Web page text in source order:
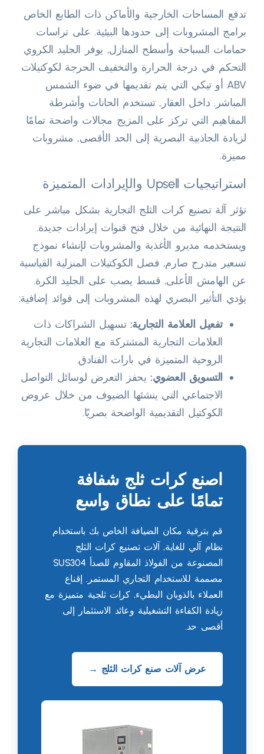
تدفع المساحات الخارجية والأماكن ذات الطابع الخاص
برامج المشروبات إلى حدودها البيئية. على تراسات
حمامات السباحة وأسطح المنازل, يوفر الجليد الكروي
التحكم في درجة الحرارة والتخفيف الحرجة لكوكتيلات
ABV أو تيكي التي يتم تقديمها في ضوء الشمس
المباشر. داخل العقار, تستخدم الحانات وأشرطة
المفاهيم التي تركز على المزيج مجالات واضحة تمامًا
لزيادة الجاذبية البصرية إلى الحد الأقصى, مشروبات
مميزة.
استراتيجيات Upsell والإيرادات المتميزة
تؤثر آلة تصنيع كرات الثلج التجارية بشكل مباشر على
النتيجة النهائية من خلال فتح قنوات إيرادات جديدة.
ويستخدمه مديرو الأغذية والمشروبات لإنشاء نموذج
تسعير متدرج صارم, فصل الكوكتيلات المنزلية القياسية
عن الهامش الأعلى, قسط يصب على الجليد الكرة.
يؤدي التأثير البصري لهذه المشروبات إلى فوائد إضافية:
تفعيل العلامة التجارية: تسهيل الشراكات ذات
العلامات التجارية المشتركة مع العلامات التجارية
الروحية المتميزة في بارات الفنادق.
التسويق العضوي: يحفز التعرض لوسائل التواصل
الاجتماعي التي ينشئها الضيوف من خلال عروض
الكوكتيل التقديمية الواضحة بصريًا.
اصنع كرات ثلج شفافة
تمامًا على نطاق واسع
قم بترقية مكان الضيافة الخاص بك باستخدام
نظام آلي للغاية, آلات تصنيع كرات الثلج
المصنوعة من الفولاذ المقاوم للصدأ SUS304
مصممة للاستخدام التجاري المستمر. إقناع
العملاء بالذوبان البطيء, كرات ثلجية متميزة مع
زيادة الكفاءة التشغيلية وعائد الاستثمار إلى
أقصى حد.
عرض آلات صنع كرات الثلج →